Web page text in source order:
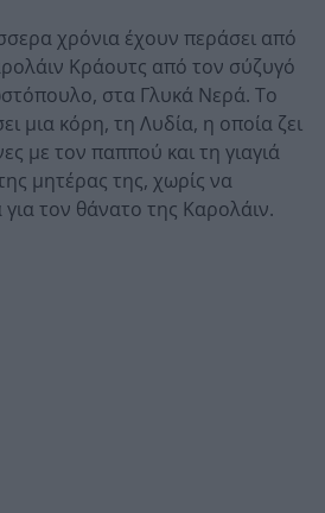
χρόνια έχουν περάσει από
Κράουτς από τον σύζυγό
στα Γλυκά Νερά. Το
μια κόρη, τη Λυδία, η οποία ζει
με τον παππού και τη γιαγιά
μητέρας της, χωρίς να
για τον θάνατο της Καρολάιν.